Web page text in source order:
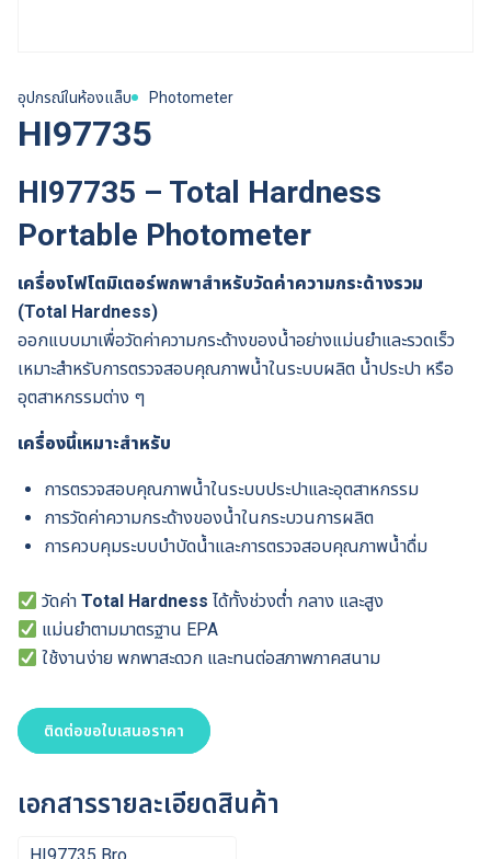
อุปกรณ์ในห้องแล็บ Photometer
HI97735
HI97735 – Total Hardness
Portable Photometer
เครื่องโฟโตมิเตอร์พกพาสำหรับวัดค่าความกระด้างรวม
(Total Hardness)
ออกแบบมาเพื่อวัดค่าความกระด้างของน้ำอย่างแม่นยำและรวดเร็ว
เหมาะสำหรับการตรวจสอบคุณภาพน้ำในระบบผลิต น้ำประปา หรือ
อุตสาหกรรมต่าง ๆ
เครื่องนี้เหมาะสำหรับ
การตรวจสอบคุณภาพน้ำในระบบประปาและอุตสาหกรรม
การวัดค่าความกระด้างของน้ำในกระบวนการผลิต
การควบคุมระบบบำบัดน้ำและการตรวจสอบคุณภาพน้ำดื่ม
วัดค่าTotal Hardness ได้ทั้งช่วงต่ำ กลาง และสูง
แม่นยำตามมาตรฐาน EPA
ใช้งานง่าย พกพาสะดวก และทนต่อสภาพภาคสนาม
ติดต่อขอใบเสนอราคา
เอกสารรายละเอียดสินค้า